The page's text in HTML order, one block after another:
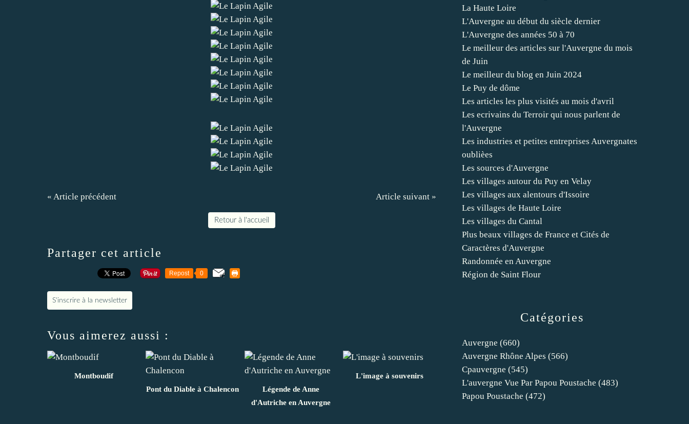
« Article précédent Article suivant »
Retour à l'accueil
Partager cet article
Repost 0
S'inscrire à la newsletter
Vous aimerez aussi :
Montboudif
Pont du Diable à Chalencon
Légende de Anne
d'Autriche en Auvergne
L'image à souvenirs
Catégories
Auvergne (660)
Auvergne Rhône Alpes (566)
Cpauvergne (545)
L'auvergne Vue Par Papou Poustache (483)
Papou Poustache (472)
La Haute Loire
L'Auvergne au début du siècle dernier
L'Auvergne des années 50 à 70
Le meilleur des articles sur l'Auvergne du mois
de Juin
Le meilleur du blog en Juin 2024
Le Puy de dôme
Les articles les plus visités au mois d'avril
Les ecrivains du Terroir qui nous parlent de
l'Auvergne
Les industries et petites entreprises Auvergnates
oublièes
Les sources d'Auvergne
Les villages autour du Puy en Velay
Les villages aux alentours d'Issoire
Les villages de Haute Loire
Les villages du Cantal
Plus beaux villages de France et Cités de
Caractères d'Auvergne
Randonnée en Auvergne
Région de Saint Flour